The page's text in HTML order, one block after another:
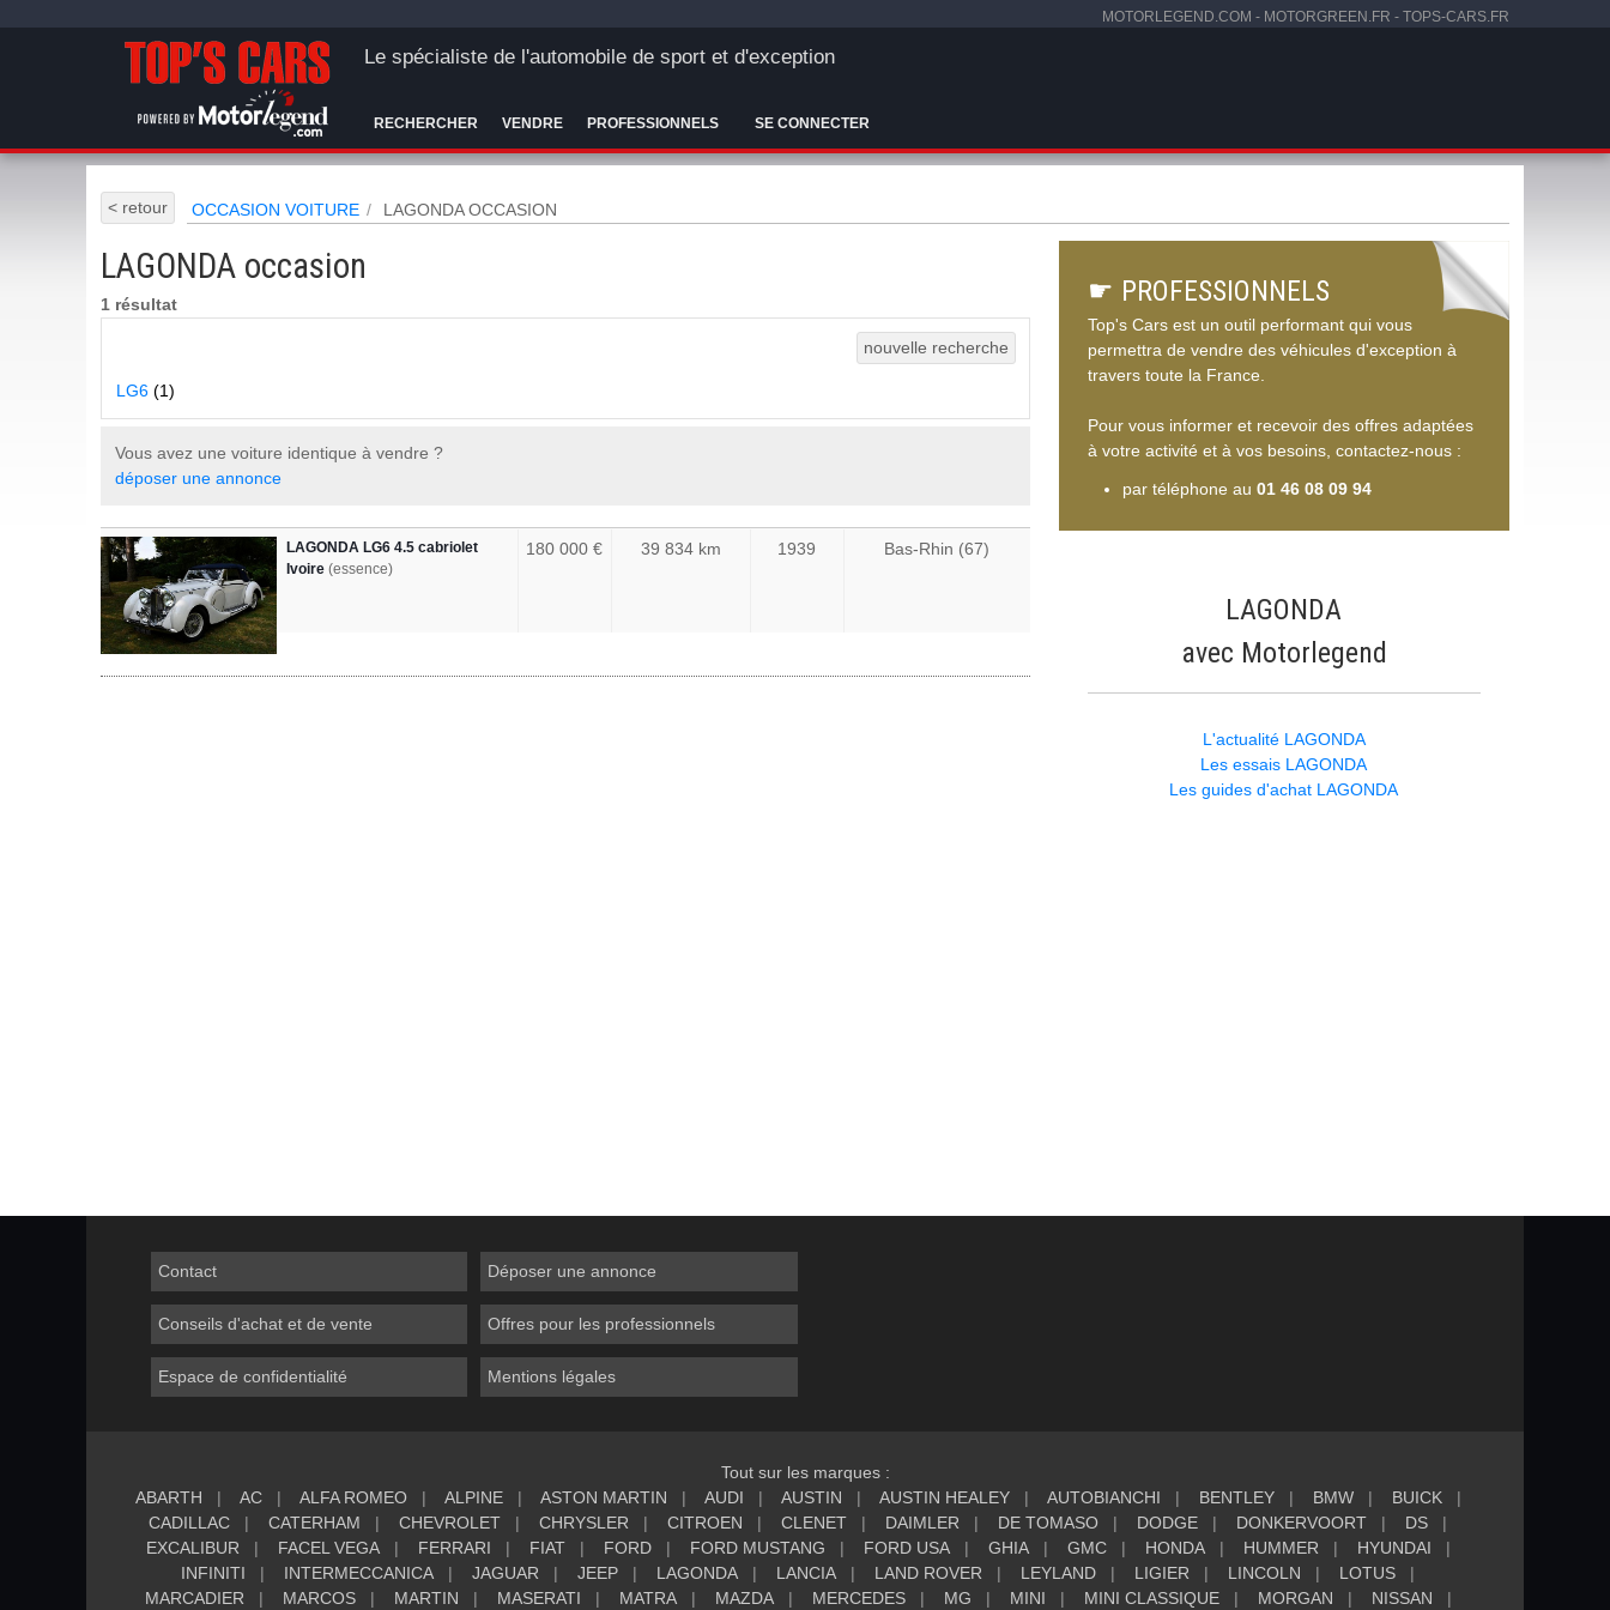
MOTORLEGEND.COM - MOTORGREEN.FR - TOPS-CARS.FR
Le spécialiste de l'automobile de sport et d'exception
RECHERCHER VENDRE PROFESSIONNELS SE CONNECTER
< retour OCCASION VOITURE LAGONDA OCCASION
LAGONDA occasion
1 résultat
nouvelle recherche
LG6 (1)
Vous avez une voiture identique à vendre ?
déposer une annonce
LAGONDA LG6 4.5 cabriolet
Ivoire (essence)
180 000 € 39 834 km 1939 Bas-Rhin (67)
☛ PROFESSIONNELS
Top's Cars est un outil performant qui vous
permettra de vendre des véhicules d'exception à
travers toute la France.
Pour vous informer et recevoir des offres adaptées
à votre activité et à vos besoins, contactez-nous :
par téléphone au 01 46 08 09 94
LAGONDA
avec Motorlegend
L'actualité LAGONDA
Les essais LAGONDA
Les guides d'achat LAGONDA
Contact Déposer une annonce
Conseils d'achat et de vente Offres pour les professionnels
Espace de confidentialité Mentions légales
Tout sur les marques :
ABARTH
AC ALFA ROMEO ALPINE ASTON MARTIN AUDI AUSTIN AUSTIN HEALEY AUTOBIANCHI BENTLEY BMW
BUICK
CADILLAC
CATERHAM CHEVROLET CHRYSLER CITROEN CLENET DAIMLER DE TOMASO DODGE DONKERVOORT
DS
EXCALIBUR
FACEL VEGA FERRARI FIAT FORD FORD MUSTANG FORD USA GHIA GMC HONDA HUMMER
HYUNDAI
INFINITI
INTERMECCANICA JAGUAR JEEP LAGONDA LANCIA LAND ROVER LEYLAND LIGIER LINCOLN
LOTUS
MARCADIER
MARCOS MARTIN MASERATI MATRA MAZDA MERCEDES MG MINI MINI CLASSIQUE MORGAN NISSAN